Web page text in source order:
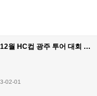
2021년 12월 HC컵 광주 투어 대회 결과
02-01